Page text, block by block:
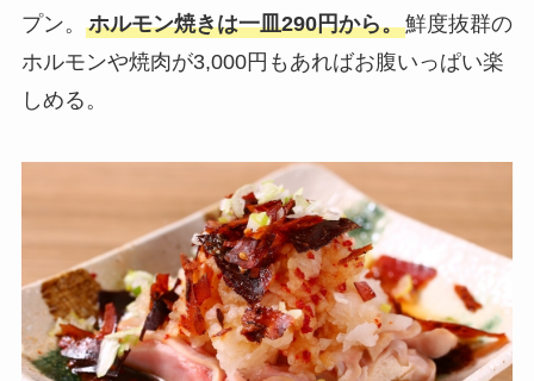
プン。 ホルモン焼きは一皿290円から。鮮度抜群の
ホルモンや焼肉が3,000円もあればお腹いっぱい楽
しめる。